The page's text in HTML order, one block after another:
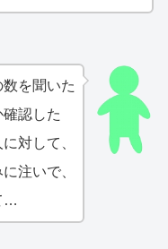
を聞いた
認した
対して、
注いで、
…